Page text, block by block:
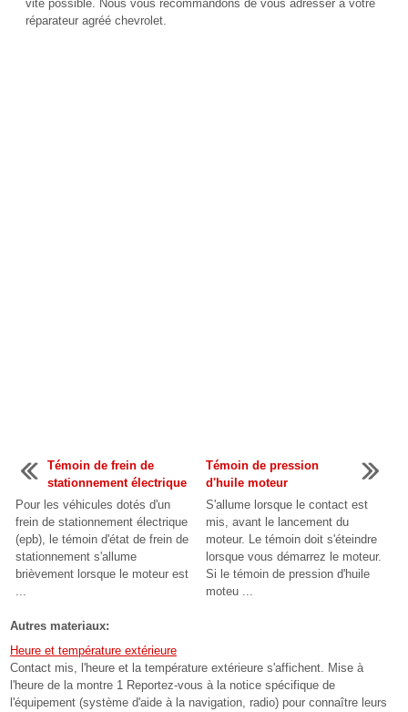
vite possible. Nous vous recommandons de vous adresser à votre
réparateur agréé chevrolet.
Témoin de frein de
stationnement électrique
Pour les véhicules dotés d'un
frein de stationnement électrique
(epb), le témoin d'état de frein de
stationnement s'allume
brièvement lorsque le moteur est
Témoin de pression
d'huile moteur
S'allume lorsque le contact est
mis, avant le lancement du
moteur. Le témoin doit s'éteindre
lorsque vous démarrez le moteur.
Si le témoin de pression d'huile
moteu ...
Autres materiaux:
Heure et température extérieure
Contact mis, l'heure et la température extérieure s'affichent. Mise à
l'heure de la montre 1 Reportez-vous à la notice spécifique de
l'équipement (système d'aide à la navigation, radio) pour connaître leurs